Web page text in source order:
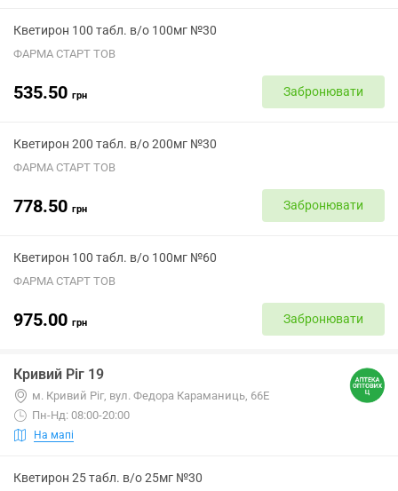
Кветирон 100 табл. в/о 100мг №30
ФАРМА СТАРТ ТОВ
535.50 грн Забронювати
Кветирон 200 табл. в/о 200мг №30
ФАРМА СТАРТ ТОВ
778.50 грн Забронювати
Кветирон 100 табл. в/о 100мг №60
ФАРМА СТАРТ ТОВ
975.00 грн Забронювати
Кривий Ріг 19
м. Кривий Ріг, вул. Федора Караманиць, 66Е
Пн-Нд: 08:00-20:00
На мапі
Кветирон 25 табл. в/о 25мг №30